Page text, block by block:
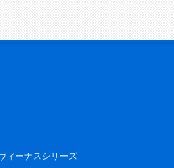
ィーナスシリーズ